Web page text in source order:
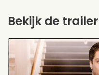
Bekijk de trailer